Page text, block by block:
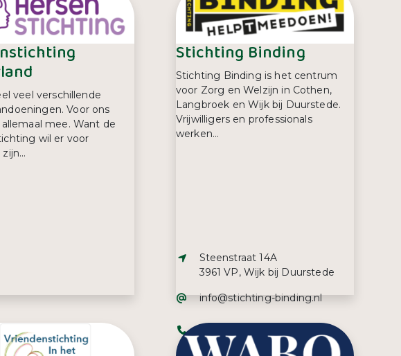
veel verschillende
Voor ons
mee. Want de
wil er voor
360 48 16
Stichting Binding
Stichting Binding is het centrum
voor Zorg en Welzijn in Cothen,
Langbroek en Wijk bij Duurstede.
Vrijwilligers en professionals
werken...
Adres:
Steenstraat 14A
3961 VP, Wijk bij Duurstede
E-mailadres:
info@stichting-binding.nl
Telefoonnummer: